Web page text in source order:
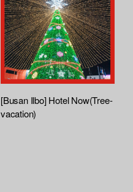
[Busan Ilbo] Hotel Now(Tree-
vacation)